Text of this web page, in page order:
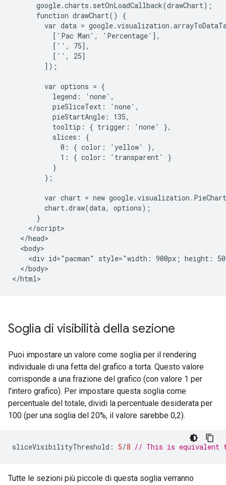
      google.charts.setOnLoadCallback(drawChart);
      function drawChart() {
var data =
          ['Pac Man', 'Percentage'],
          ['', 75],
          ['', 25]
        ]);
        var options = {
          legend: 'none',
          pieSliceText: 'none',
          pieStartAngle: 135,
          tooltip: { trigger: 'none' },
          slices: {
            0: { color: 'yellow' },
            1: { color: 'transparent' }
          }
        };
var chart = new
        chart.draw(data, options);
      }
    </script>
  </head>
  <body>
<div id="pacman" style="width: 900px; height:
  </body>
Soglia di visibilità della sezione
Puoi impostare un valore come soglia per il rendering
individuale di una fetta del grafico a torta. Questo valore
corrisponde a una frazione del grafico (con valore 1 per
l'intero grafico). Per impostare questa soglia come
percentuale del totale, dividi la percentuale desiderata per
100 (per una soglia del 20%, il valore sarebbe 0,2).
sliceVisibilityThreshold : 5/8 // This is equivalent
Tutte le sezioni più piccole di questa soglia verranno